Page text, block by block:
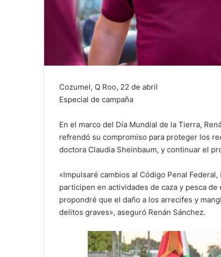
Cozumel, Q Roo, 22 de abril
Especial de campaña
En el marco del Día Mundial de la Tierra,
refrendó su compromiso para proteger los
doctora Claudia Sheinbaum, y continuar el
«Impulsaré cambios al Código Penal
participen en actividades de caza y pesca
propondré que el daño a los arrecifes y
delitos graves», aseguró Renán Sánchez.